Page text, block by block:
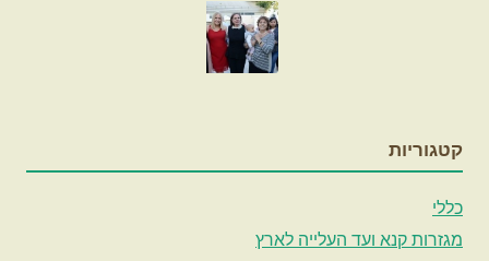
קטגוריות
כללי
מגזרות קנא ועד העלייה לארץ